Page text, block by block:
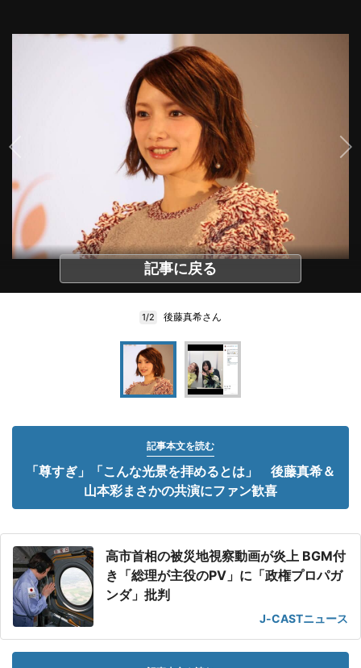
記事に戻る
1/2 後藤真希さん
記事本文を読む
「尊すぎ」「こんな光景を拝めるとは」 後藤真希＆
山本彩まさかの共演にファン歓喜
高市首相の被災地視察動画が炎上 BGM付
き「総理が主役のPV」に「政権プロパガ
ンダ」批判
J-CASTニュース